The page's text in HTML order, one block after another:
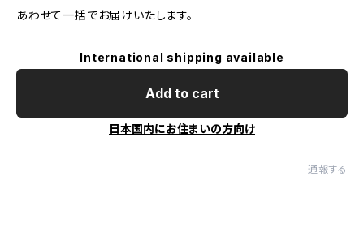
あわせて一括でお届けいたします。
International shipping available
Add to cart
日本国内にお住まいの方向け
通報する